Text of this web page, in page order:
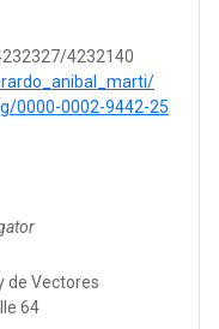
4232140
0000-0002-9442-25
de Vectores
64